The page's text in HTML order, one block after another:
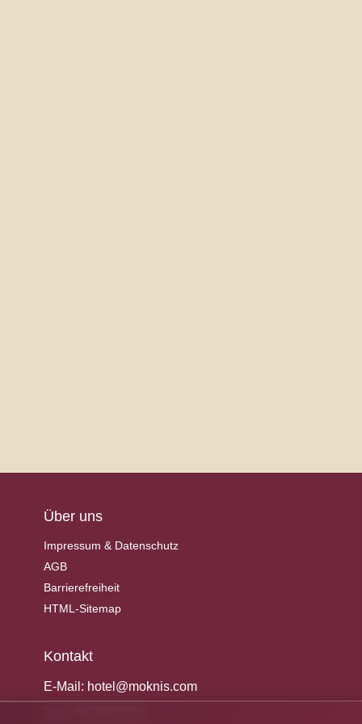
Über uns
Impressum & Datenschutz
AGB
Barrierefreiheit
HTML-Sitemap
Kontakt
E-Mail: hotel@moknis.com